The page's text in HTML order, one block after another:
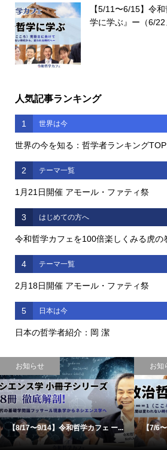
【5/11〜6/15】令
学に学ぶ』ー（6/22
人気記事ランキング
1 世界は今
世界の今を知る：哲学者ランキング
2 テーマ一覧
1月21日開催 アモール・ファティ祭
3 はじめての方へ
令和哲学カフェを100倍楽しくみる虎の
4 テーマ一覧
2月18日開催 アモール・ファティ祭
5 日本は今
日本の哲学者紹介：岡 潔
お知らせ
【8/17〜9/14】令和哲学カフェ ー...
お知
【7/6